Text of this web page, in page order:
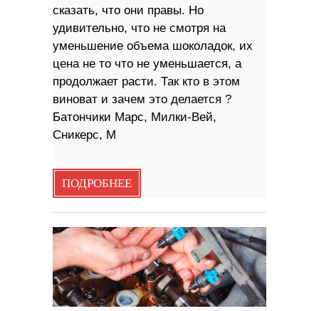
сказать, что они правы. Но
удивительно, что не смотря на
уменьшение объема шоколадок, их
цена не то что не уменьшается, а
продолжает расти. Так кто в этом
виноват и зачем это делается ?
Батончики Марс, Милки-Вей,
Сникерс, M
ПОДРОБНЕЕ